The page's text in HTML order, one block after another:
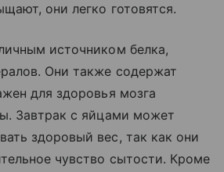
они легко готовятся.
источником белка,
Они также содержат
для здоровья мозга
Завтрак с яйцами может
здоровый вес, так как они
чувство сытости. Кроме